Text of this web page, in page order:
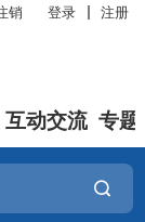
销 登录 注册
互动交流 专题